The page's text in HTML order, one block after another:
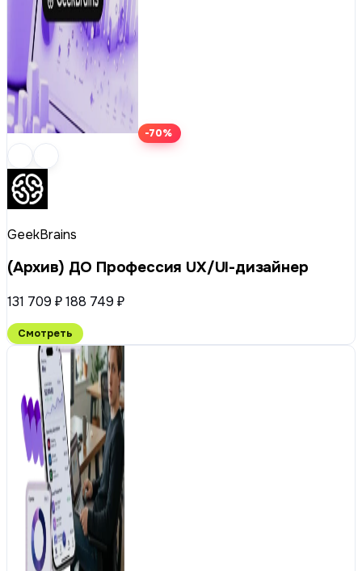
-70%
GeekBrains
(Архив) ДО Профессия UX/UI-дизайнер
131 709 ₽188 749 ₽
Смотреть